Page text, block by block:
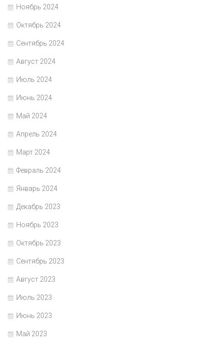
Ноябрь 2024
Октябрь 2024
Сентябрь 2024
Август 2024
Июль 2024
Июнь 2024
Май 2024
Апрель 2024
Март 2024
Февраль 2024
Январь 2024
Декабрь 2023
Ноябрь 2023
Октябрь 2023
Сентябрь 2023
Август 2023
Июль 2023
Июнь 2023
Май 2023